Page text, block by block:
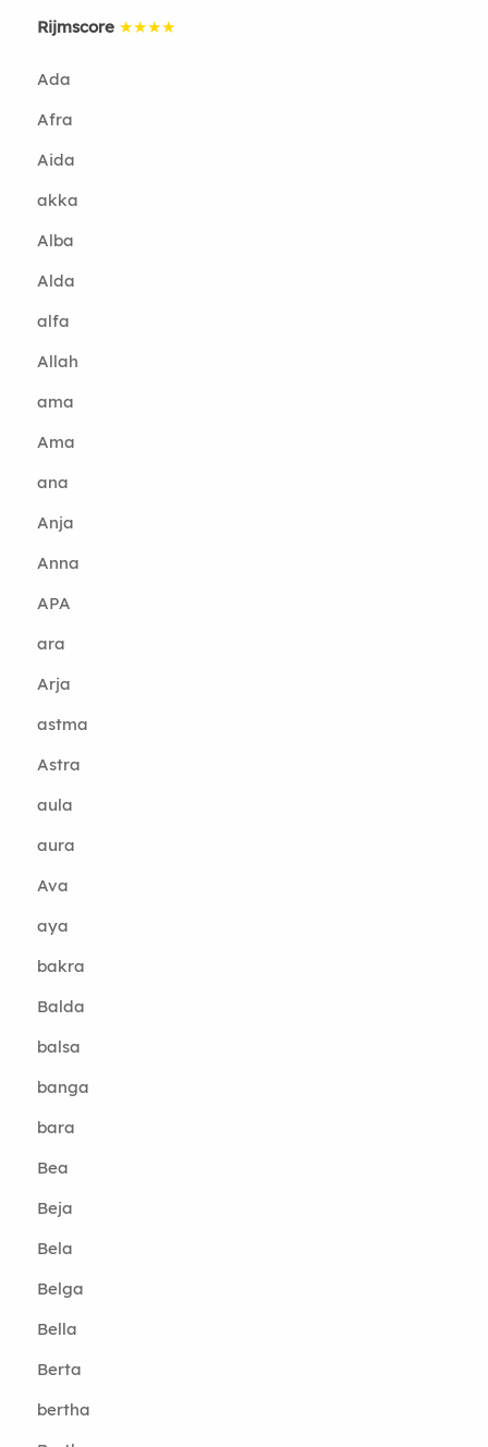
Rijmscore ★★★★
Ada
Afra
Aida
akka
Alba
Alda
alfa
Allah
ama
Ama
ana
Anja
Anna
APA
ara
Arja
astma
Astra
aula
aura
Ava
aya
bakra
Balda
balsa
banga
bara
Bea
Beja
Bela
Belga
Bella
Berta
bertha